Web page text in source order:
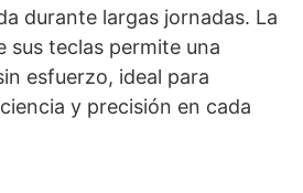
durante largas jornadas. La
sus teclas permite una
esfuerzo, ideal para
y precisión en cada